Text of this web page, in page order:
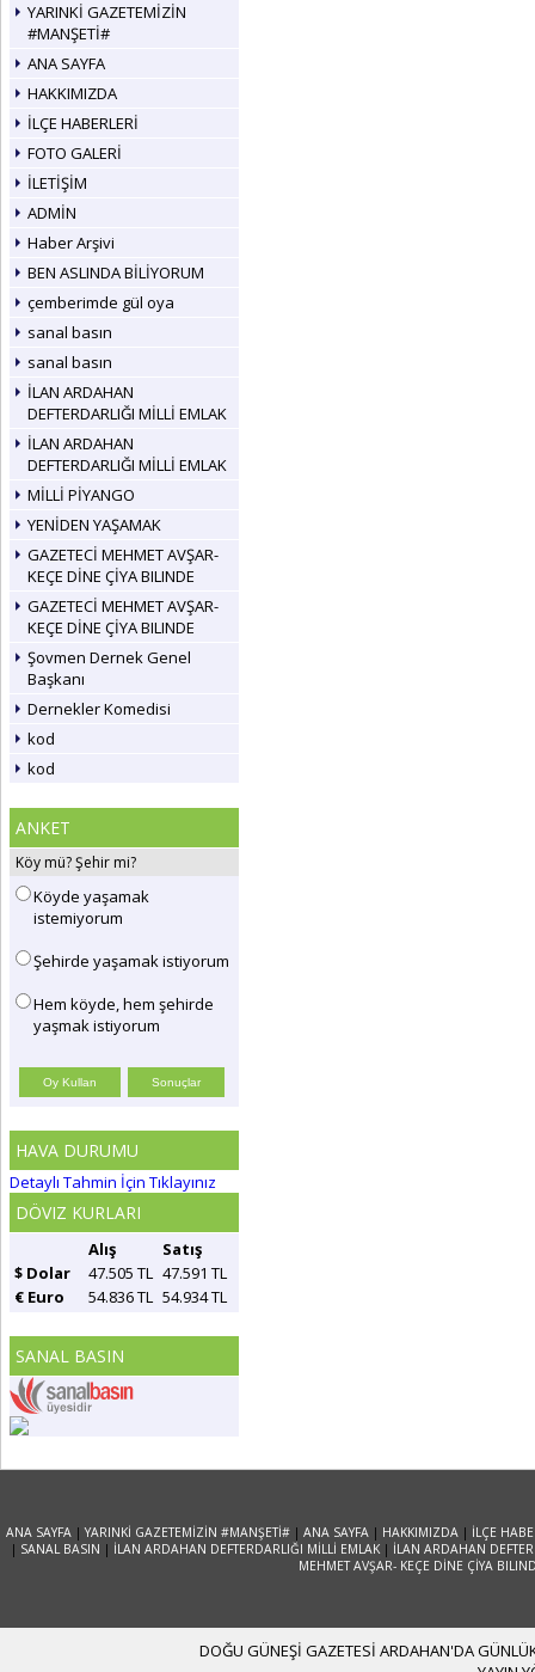
YARINKİ GAZETEMİZİN
#MANŞETİ#
ANA SAYFA
HAKKIMIZDA
İLÇE HABERLERİ
FOTO GALERİ
İLETİŞİM
ADMİN
Haber Arşivi
BEN ASLINDA BİLİYORUM
çemberimde gül oya
sanal basın
sanal basın
İLAN ARDAHAN
DEFTERDARLIĞI MİLLİ EMLAK
İLAN ARDAHAN
DEFTERDARLIĞI MİLLİ EMLAK
MİLLİ PİYANGO
YENİDEN YAŞAMAK
GAZETECİ MEHMET AVŞAR-
KEÇE DİNE ÇİYA BILINDE
GAZETECİ MEHMET AVŞAR-
KEÇE DİNE ÇİYA BILINDE
Şovmen Dernek Genel
Başkanı
Dernekler Komedisi
kod
kod
ANKET
Köy mü? Şehir mi?
Köyde yaşamak
istemiyorum
Şehirde yaşamak istiyorum
Hem köyde, hem şehirde
yaşmak istiyorum
HAVA DURUMU
Detaylı Tahmin İçin Tıklayınız
DÖVIZ KURLARI
Alış
Satış
$ Dolar
47.505 TL 47.591 TL
€ Euro
54.836 TL 54.934 TL
SANAL BASIN
ANA SAYFA |YARINKİ GAZETEMİZİN #MANŞETİ# |ANA SAYFA | HAKKIMIZDA | İLÇE
| SANAL BASIN | İLAN ARDAHAN DEFTERDARLIĞI MİLLİ EMLAK | İLAN ARDAHAN
MEHMET AVŞAR- KEÇE DİNE ÇİYA
DOĞU GÜNEŞİ GAZETESİ ARDAHAN'DA